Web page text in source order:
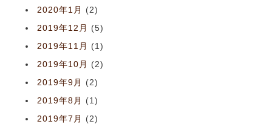
2020年1月
(2)
2019年12月
(5)
2019年11月
(1)
2019年10月
(2)
2019年9月
(2)
2019年8月
(1)
2019年7月
(2)